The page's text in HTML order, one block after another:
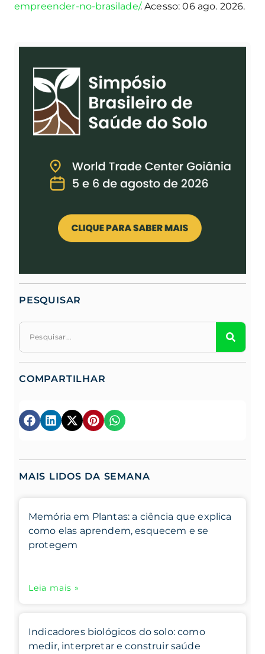
empreender-no-brasilade/. Acesso: 06 ago. 2026.
PESQUISAR
COMPARTILHAR
MAIS LIDOS DA SEMANA
Memória em Plantas: a ciência que explica
como elas aprendem, esquecem e se
protegem
Leia mais »
Indicadores biológicos do solo: como
medir, interpretar e construir saúde